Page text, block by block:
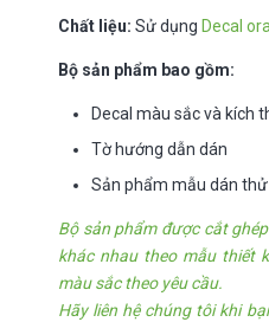
Chất liệu: Sử dụng Decal
Bộ sản phẩm bao gồm:
Decal màu sắc và kích
Tờ hướng dẫn dán
Sản phẩm mẫu dán
Bộ sản phẩm được cắt
khác nhau theo mẫu thiết
màu sắc theo yêu cầu.
Hãy liên hệ chúng tôi khi